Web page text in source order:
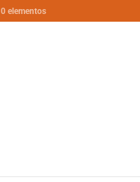
0 elementos